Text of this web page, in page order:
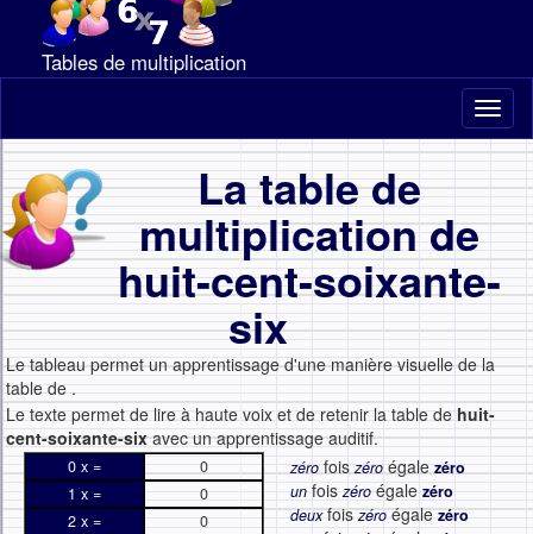
Tables de multiplication
La table de
multiplication de
huit-cent-soixante-
six
Le tableau permet un apprentissage d'une manière visuelle de la
table de .
Le texte permet de lire à haute voix et de retenir la table de huit-
cent-soixante-sixavec un apprentissage auditif.
0 x =
0
1 x =
0
2 x =
0
zérofoiszéroégalezéro
un foiszéro égale zéro
deuxfoiszéroégalezéro